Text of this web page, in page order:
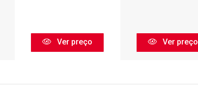
Ver preço Ver preço